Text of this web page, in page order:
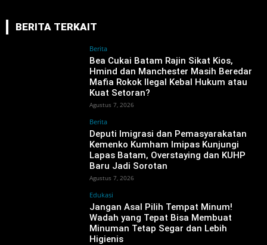
BERITA TERKAIT
Berita
‎Bea Cukai Batam Rajin Sikat Kios,
Hmind dan Manchester Masih Beredar
Mafia Rokok Ilegal Kebal Hukum atau
Kuat Setoran?
Agustus 7, 2026
Berita
‎Deputi Imigrasi dan Pemasyarakatan
Kemenko Kumham Imipas Kunjungi
Lapas Batam, Overstaying dan KUHP
Baru Jadi Sorotan
Agustus 7, 2026
Edukasi
Jangan Asal Pilih Tempat Minum!
Wadah yang Tepat Bisa Membuat
Minuman Tetap Segar dan Lebih
Higienis